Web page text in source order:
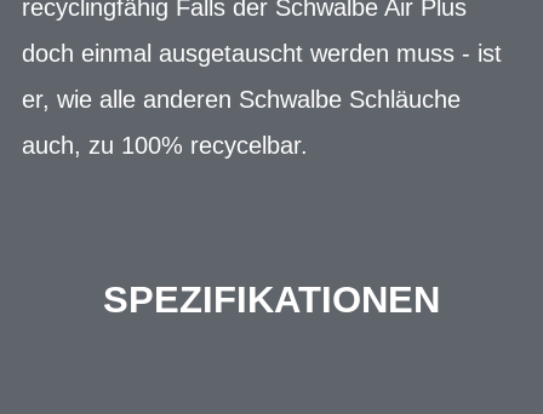
recyclingfähig Falls der Schwalbe Air Plus
doch einmal ausgetauscht werden muss - ist
er, wie alle anderen Schwalbe Schläuche
auch, zu 100% recycelbar.
SPEZIFIKATIONEN